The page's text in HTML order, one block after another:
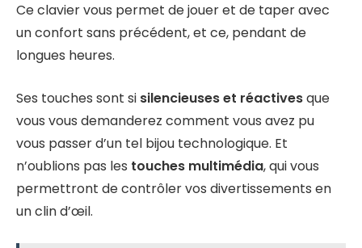
Ce clavier vous permet de jouer et de taper avec
un confort sans précédent, et ce, pendant de
longues heures.
Ses touches sont si silencieuses et réactivesque
vous vous demanderez comment vous avez pu
vous passer d’un tel bijou technologique. Et
n’oublions pas les touches multimédia, qui vous
permettront de contrôler vos divertissements en
un clin d’œil.